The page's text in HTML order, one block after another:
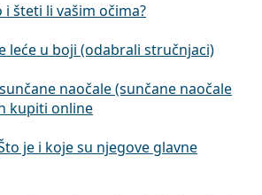
i šteti li vašim očima?
leće u boji (odabrali stručnjaci)
naočale (sunčane naočale
kupiti online
je i koje su njegove glavne